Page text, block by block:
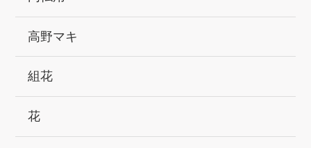
高野マキ
組花
花